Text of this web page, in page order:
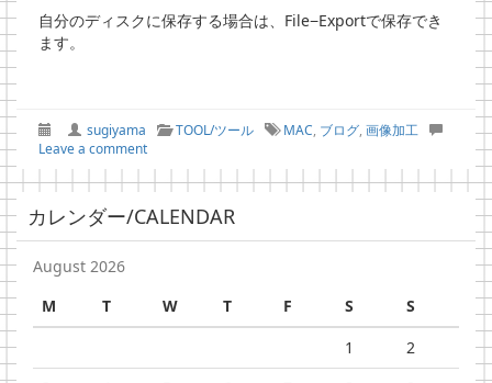
自分のディスクに保存する場合は、File−Exportで保存でき
ます。
sugiyama TOOL/ツール MAC, ブログ, 画像加工
Leave a comment
カレンダー/CALENDAR
August 2026
M
T W T F S S
1
2